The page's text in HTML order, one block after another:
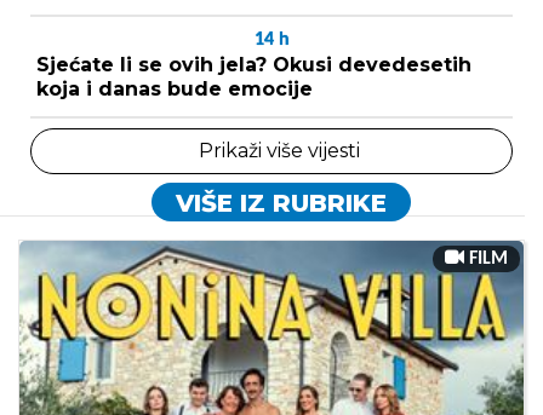
14 h
Sjećate li se ovih jela? Okusi devedesetih
koja i danas bude emocije
Prikaži više vijesti
VIŠE IZ RUBRIKE
FILM